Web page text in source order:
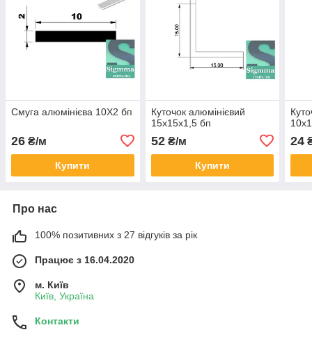
Смуга алюмінієва 10Х2 бп
26 ₴/м
Купити
Куточок алюмінієвий
15х15х1,5 бп
52₴/м
Купити
24
Про нас
100% позитивних з 27 відгуків за рік
Працює з 16.04.2020
м. Київ
Київ, Україна
Контакти